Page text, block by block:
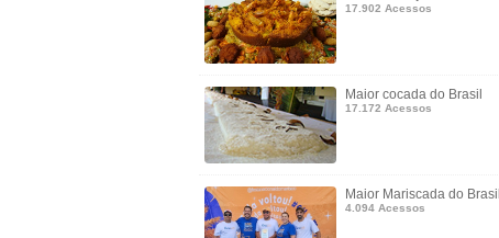
17.902 Acessos
Maior cocada do Brasil
17.172 Acessos
Maior Mariscada do Brasil
4.094 Acessos